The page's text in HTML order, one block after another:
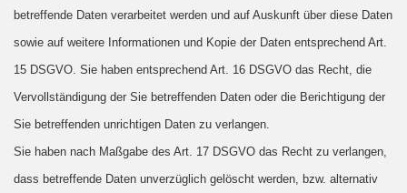
betreffende Daten verarbeitet werden und auf Auskunft über diese Daten
sowie auf weitere Informationen und Kopie der Daten entsprechend Art.
15 DSGVO. Sie haben entsprechend Art. 16 DSGVO das Recht, die
Vervollständigung der Sie betreffenden Daten oder die Berichtigung der
Sie betreffenden unrichtigen Daten zu verlangen.
Sie haben nach Maßgabe des Art. 17 DSGVO das Recht zu verlangen,
dass betreffende Daten unverzüglich gelöscht werden, bzw. alternativ